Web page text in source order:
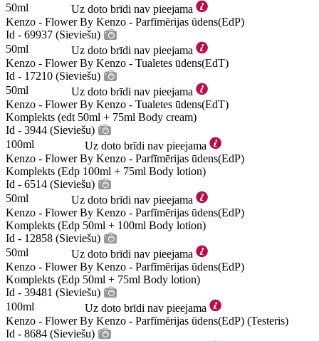
50ml
Uz doto brīdi nav pieejama
Kenzo - Flower By Kenzo - Parfīmērijas ūdens(EdP)
Id - 69937 (Sieviešu)
50ml
Uz doto brīdi nav pieejama
Kenzo - Flower By Kenzo - Tualetes ūdens(EdT)
Id - 17210 (Sieviešu)
50ml
Uz doto brīdi nav pieejama
Kenzo - Flower By Kenzo - Tualetes ūdens(EdT)
Komplekts (edt 50ml + 75ml Body cream)
Id - 3944 (Sieviešu)
100ml
Uz doto brīdi nav pieejama
Kenzo - Flower By Kenzo - Parfīmērijas ūdens(EdP)
Komplekts (Edp 100ml + 75ml Body lotion)
Id - 6514 (Sieviešu)
50ml
Uz doto brīdi nav pieejama
Kenzo - Flower By Kenzo - Parfīmērijas ūdens(EdP)
Komplekts (Edp 50ml + 100ml Body lotion)
Id - 12858 (Sieviešu)
50ml
Uz doto brīdi nav pieejama
Kenzo - Flower By Kenzo - Parfīmērijas ūdens(EdP)
Komplekts (Edp 50ml + 75ml Body lotion)
Id - 39481 (Sieviešu)
100ml
Uz doto brīdi nav pieejama
Kenzo - Flower By Kenzo - Parfīmērijas ūdens(EdP) (Testeris)
Id - 8684 (Sieviešu)